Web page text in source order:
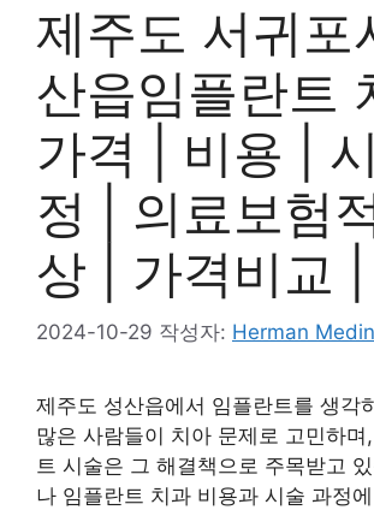
제주도 서귀포
산읍임플란트
가격 | 비용 |
정 | 의료보험
상 | 가격비교
2024-10-29 작성자: Herman
제주도 성산읍에서 임플란트를 생각
많은 사람들이 치아 문제로 고민하
트 시술은 그 해결책으로 주목받고
나 임플란트 치과 비용과 시술 과정